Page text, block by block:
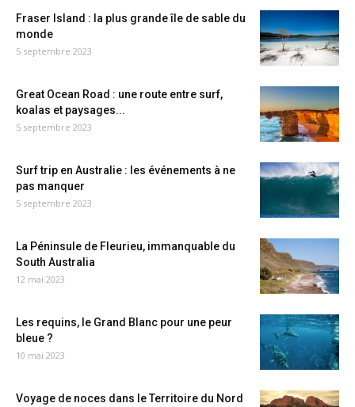
Fraser Island : la plus grande île de sable du
monde
5 septembre 2023
Great Ocean Road : une route entre surf,
koalas et paysages...
5 septembre 2023
Surf trip en Australie : les événements à ne
pas manquer
5 septembre 2023
La Péninsule de Fleurieu, immanquable du
South Australia
12 mai 2023
Les requins, le Grand Blanc pour une peur
bleue ?
10 mai 2023
Voyage de noces dans le Territoire du Nord